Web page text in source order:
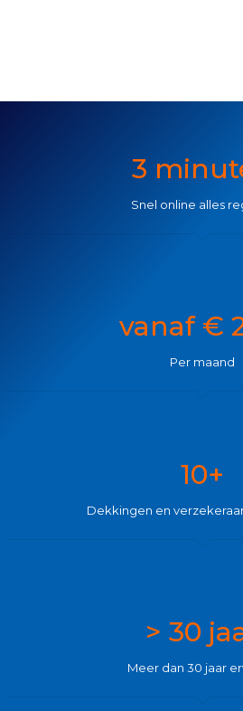
3
Snel online alles
vanaf €
Per maand
10+
Dekkingen en
> 30
Meer dan 30 jaar